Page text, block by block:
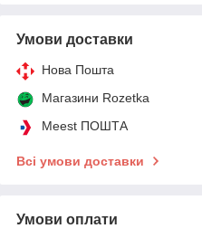
Умови доставки
Нова Пошта
Магазини Rozetka
Meest ПОШТА
Всі умови доставки
Умови оплати